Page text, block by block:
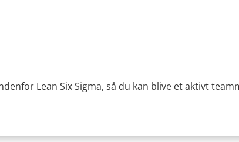
Lean Six Sigma, så du kan blive et aktivt